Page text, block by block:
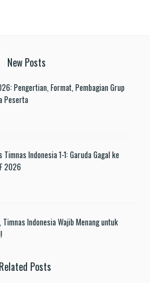
New Posts
Pengertian, Format, Pembagian Grup
Peserta
Indonesia 1-1: Garuda Gagal ke
2026
Timnas Indonesia Wajib Menang untuk
Related Posts